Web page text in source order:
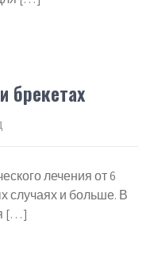
брекетах
лечения от 6
случаях и больше. В
[…]